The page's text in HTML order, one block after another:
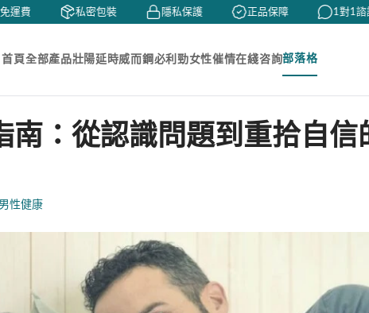
費 私密包裝 隱私保護 正品保障 1對1諮詢
首頁全部產品壯陽延時威而鋼必利勁女性催情在綫咨詢部落格
南：從認識問題到重拾自信
男性健康